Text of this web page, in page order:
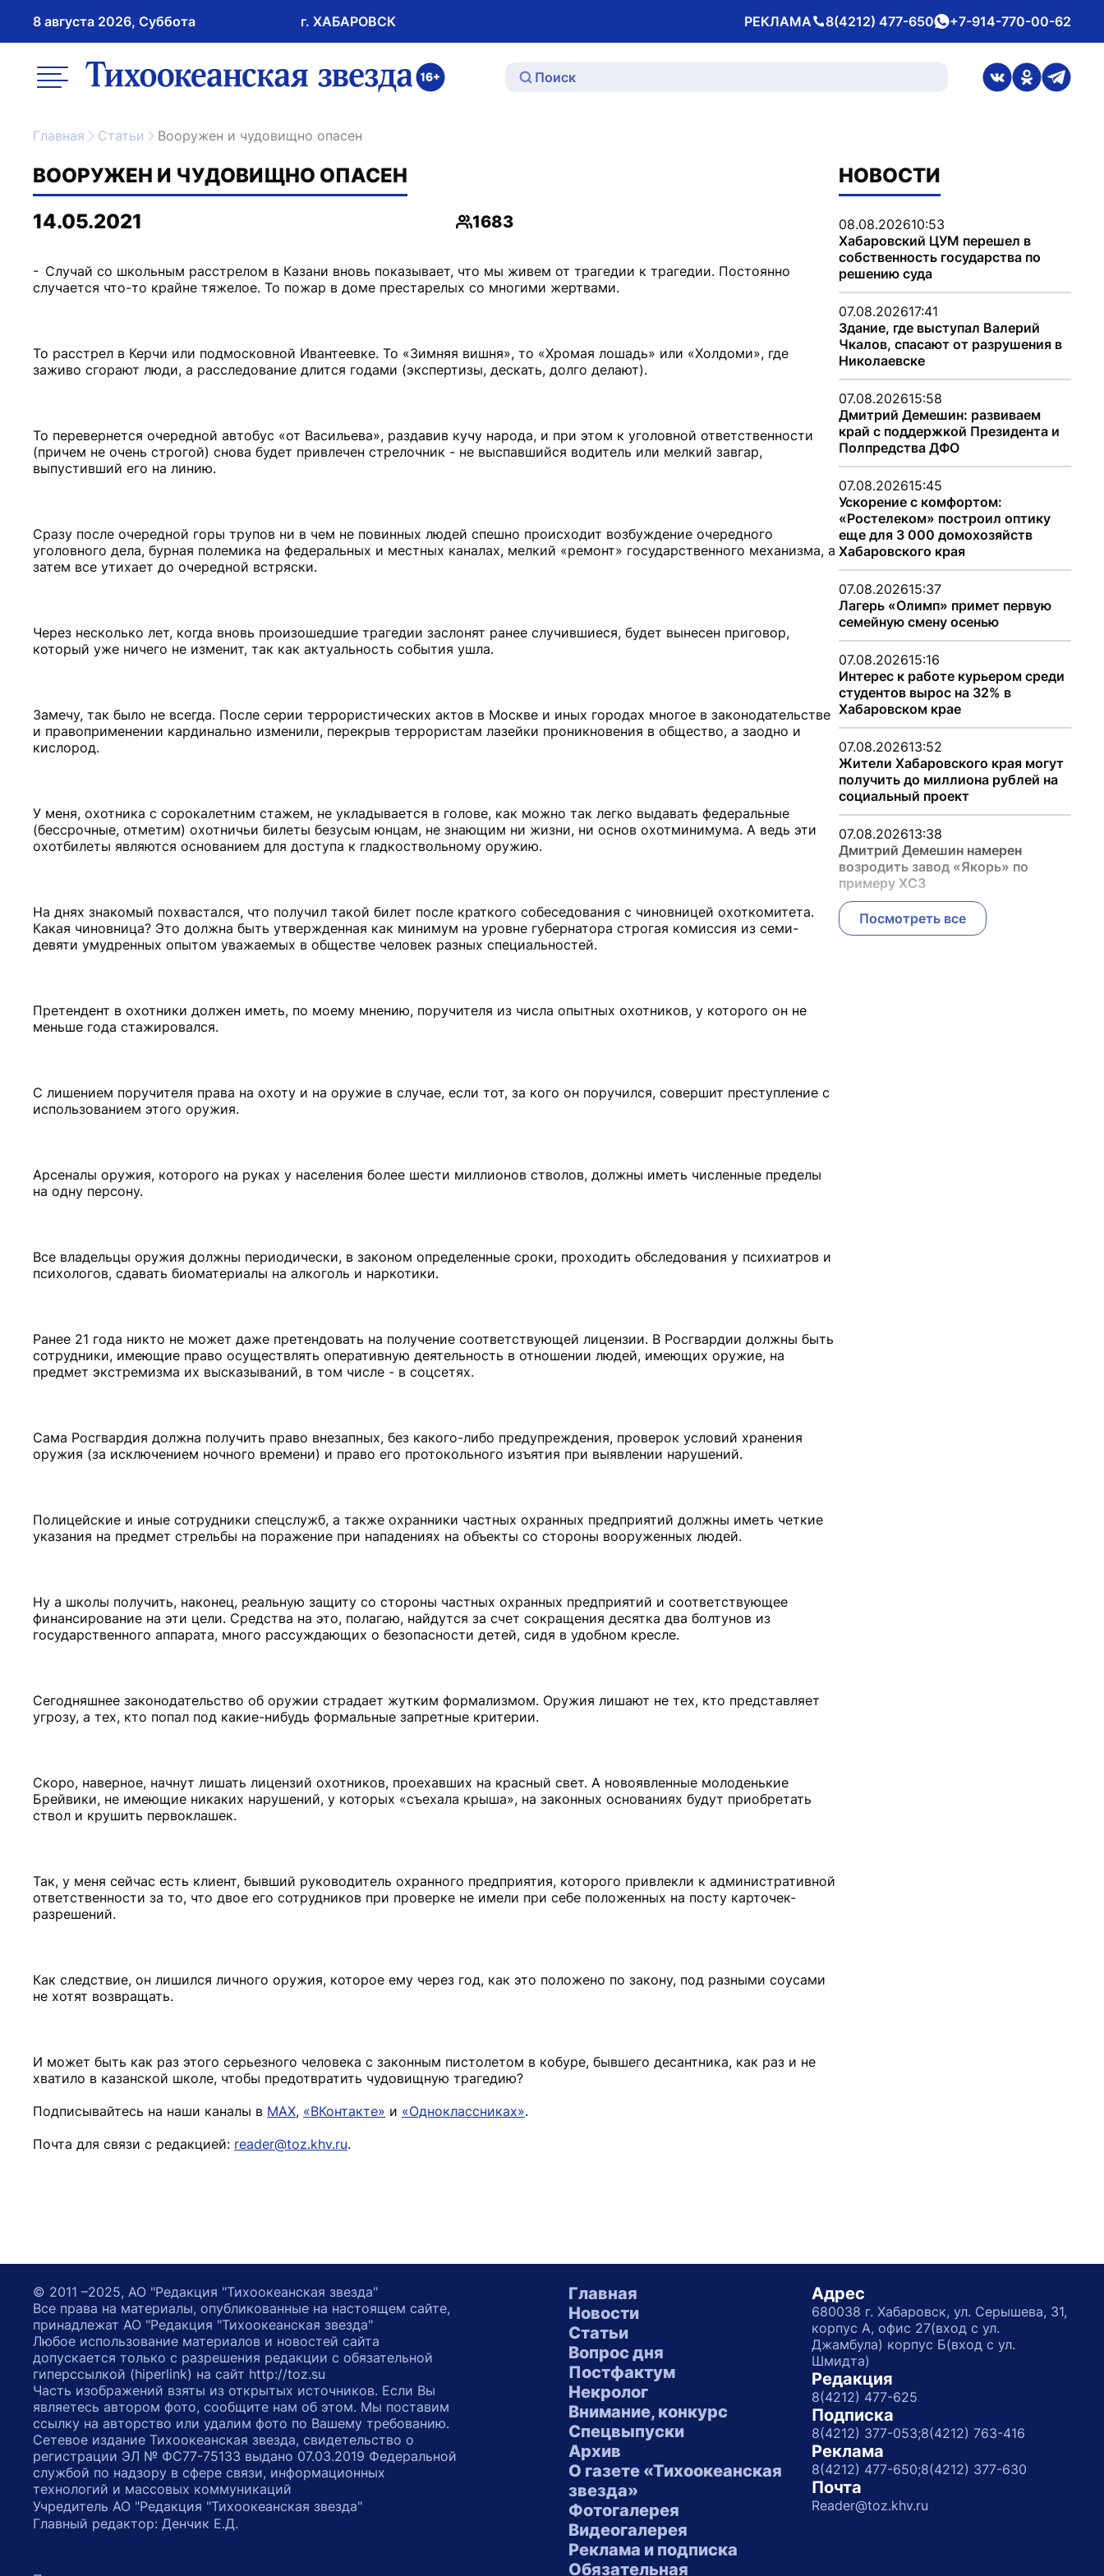
8 августа 2026, Суббота г. ХАБАРОВСК РЕКЛАМА
Телефон 8(4212) 477-650whatsApp
+7-914-770-00-62
меню ссылка на главную
ссылка на
ссылка на
Главная Статьи Вооружен и чудовищно опасен
ВООРУЖЕН И ЧУДОВИЩНО ОПАСЕН
14.05.2021
Просмотры
1683
- Случай со школьным расстрелом в Казани вновь показывает, что мы живем от трагедии к трагедии. Постоянно
случается что-то крайне тяжелое. То пожар в доме престарелых со многими жертвами.
То расстрел в Керчи или подмосковной Ивантеевке. То «Зимняя вишня», то «Хромая лошадь» или «Холдоми», где
заживо сгорают люди, а расследование длится годами (экспертизы, дескать, долго делают).
То перевернется очередной автобус «от Васильева», раздавив кучу народа, и при этом к уголовной ответственности
(причем не очень строгой) снова будет привлечен стрелочник - не выспавшийся водитель или мелкий завгар,
выпустивший его на линию.
Сразу после очередной горы трупов ни в чем не повинных людей спешно происходит возбуждение очередного
уголовного дела, бурная полемика на федеральных и местных каналах, мелкий «ремонт» государственного механизма, а
затем все утихает до очередной встряски.
Через несколько лет, когда вновь произошедшие трагедии заслонят ранее случившиеся, будет вынесен приговор,
который уже ничего не изменит, так как актуальность события ушла.
Замечу, так было не всегда. После серии террористических актов в Москве и иных городах многое в законодательстве
и правоприменении кардинально изменили, перекрыв террористам лазейки проникновения в общество, а заодно и
кислород.
У меня, охотника с сорокалетним стажем, не укладывается в голове, как можно так легко выдавать федеральные
(бессрочные, отметим) охотничьи билеты безусым юнцам, не знающим ни жизни, ни основ охотминимума. А ведь эти
охотбилеты являются основанием для доступа к гладкоствольному оружию.
На днях знакомый похвастался, что получил такой билет после краткого собеседования с чиновницей охоткомитета.
Какая чиновница? Это должна быть утвержденная как минимум на уровне губернатора строгая комиссия из семи-
девяти умудренных опытом уважаемых в обществе человек разных специальностей.
Претендент в охотники должен иметь, по моему мнению, поручителя из числа опытных охотников, у которого он не
меньше года стажировался.
С лишением поручителя права на охоту и на оружие в случае, если тот, за кого он поручился, совершит преступление с
использованием этого оружия.
Арсеналы оружия, которого на руках у населения более шести миллионов стволов, должны иметь численные пределы
на одну персону.
Все владельцы оружия должны периодически, в законом определенные сроки, проходить обследования у психиатров и
психологов, сдавать биоматериалы на алкоголь и наркотики.
Ранее 21 года никто не может даже претендовать на получение соответствующей лицензии. В Росгвардии должны быть
сотрудники, имеющие право осуществлять оперативную деятельность в отношении людей, имеющих оружие, на
предмет экстремизма их высказываний, в том числе - в соцсетях.
Сама Росгвардия должна получить право внезапных, без какого-либо предупреждения, проверок условий хранения
оружия (за исключением ночного времени) и право его протокольного изъятия при выявлении нарушений.
Полицейские и иные сотрудники спецслужб, а также охранники частных охранных предприятий должны иметь четкие
указания на предмет стрельбы на поражение при нападениях на объекты со стороны вооруженных людей.
Ну а школы получить, наконец, реальную защиту со стороны частных охранных предприятий и соответствующее
финансирование на эти цели. Средства на это, полагаю, найдутся за счет сокращения десятка два болтунов из
государственного аппарата, много рассуждающих о безопасности детей, сидя в удобном кресле.
Сегодняшнее законодательство об оружии страдает жутким формализмом. Оружия лишают не тех, кто представляет
угрозу, а тех, кто попал под какие-нибудь формальные запретные критерии.
Скоро, наверное, начнут лишать лицензий охотников, проехавших на красный свет. А новоявленные молоденькие
Брейвики, не имеющие никаких нарушений, у которых «съехала крыша», на законных основаниях будут приобретать
ствол и крушить первоклашек.
Так, у меня сейчас есть клиент, бывший руководитель охранного предприятия, которого привлекли к административной
ответственности за то, что двое его сотрудников при проверке не имели при себе положенных на посту карточек-
разрешений.
Как следствие, он лишился личного оружия, которое ему через год, как это положено по закону, под разными соусами
не хотят возвращать.
И может быть как раз этого серьезного человека с законным пистолетом в кобуре, бывшего десантника, как раз и не
хватило в казанской школе, чтобы предотвратить чудовищную трагедию?
Подписывайтесь на наши каналы в MAX, «ВКонтакте» и «Одноклассниках».
Почта для связи с редакцией: reader@toz.khv.ru.
НОВОСТИ
08.08.202610:53
Хабаровский ЦУМ перешел в
собственность государства по
решению суда
07.08.202617:41
Здание, где выступал Валерий
Чкалов, спасают от разрушения в
Николаевске
07.08.202615:58
Дмитрий Демешин: развиваем
край с поддержкой Президента и
Полпредства ДФО
07.08.202615:45
Ускорение с комфортом:
«Ростелеком» построил оптику
еще для 3 000 домохозяйств
Хабаровского края
07.08.202615:37
Лагерь «Олимп» примет первую
семейную смену осенью
07.08.202615:16
Интерес к работе курьером среди
студентов вырос на 32% в
Хабаровском крае
07.08.202613:52
Жители Хабаровского края могут
получить до миллиона рублей на
социальный проект
07.08.202613:38
Дмитрий Демешин намерен
возродить завод «Якорь» по
примеру ХСЗ
Посмотреть все
Главная
Новости
Статьи
Вопрос дня
Постфактум
Некролог
Внимание, конкурс
Спецвыпуски
Архив
О газете «Тихоокеанская
звезда»
Фотогалерея
Видеогалерея
Реклама и подписка
Обязательная
Адрес
680038 г. Хабаровск, ул. Серышева, 31,
корпус А, офис 27(вход с ул.
Джамбула) корпус Б(вход с ул.
Шмидта)
Редакция
8(4212) 477-625
Подписка
8(4212) 377-053;8(4212) 763-416
Реклама
8(4212) 477-650;8(4212) 377-630
Почта
Reader@toz.khv.ru
© 2011 –2025, АО "Редакция "Тихоокеанская звезда"
Все права на материалы, опубликованные на настоящем сайте,
принадлежат АО "Редакция "Тихоокеанская звезда"
Любое использование материалов и новостей сайта
допускается только с разрешения редакции с обязательной
гиперссылкой (hiperlink) на сайт http://toz.su
Часть изображений взяты из открытых источников. Если Вы
являетесь автором фото, сообщите нам об этом. Мы поставим
ссылку на авторство или удалим фото по Вашему требованию.
Сетевое издание Тихоокеанская звезда, свидетельство о
регистрации ЭЛ № ФС77-75133 выдано 07.03.2019 Федеральной
службой по надзору в сфере связи, информационных
технологий и массовых коммуникаций
Учредитель АО "Редакция "Тихоокеанская звезда"
Главный редактор: Денчик Е.Д.